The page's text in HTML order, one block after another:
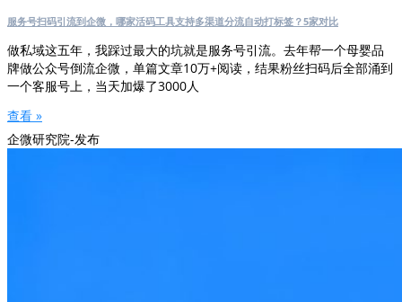
服务号扫码引流到企微，哪家活码工具支持多渠道分流自动打标签？5家对比
做私域这五年，我踩过最大的坑就是服务号引流。去年帮一个母婴品
牌做公众号倒流企微，单篇文章10万+阅读，结果粉丝扫码后全部涌到
一个客服号上，当天加爆了3000人
查看 »
企微研究院-发布